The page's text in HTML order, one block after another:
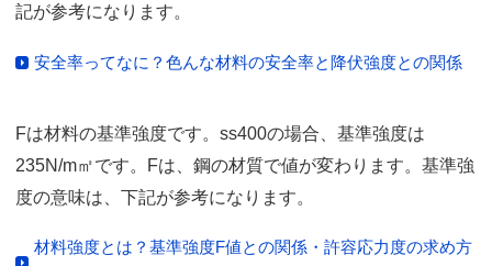
記が参考になります。
安全率ってなに？色んな材料の安全率と降伏強度との関係
Fは材料の基準強度です。ss400の場合、基準強度は
235N/m㎡です。Fは、鋼の材質で値が変わります。基準強
度の意味は、下記が参考になります。
材料強度とは？基準強度F値との関係・許容応力度の求め方